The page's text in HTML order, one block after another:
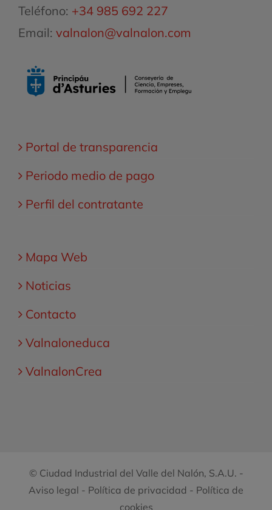
Teléfono: +34 985 692 227
Email: valnalon@valnalon.com
Portal de transparencia
Periodo medio de pago
Perfil del contratante
Mapa Web
Noticias
Contacto
Valnaloneduca
ValnalonCrea
© Ciudad Industrial del Valle del Nalón, S.A.U. -
Aviso legal - Política de privacidad - Política de
cookies